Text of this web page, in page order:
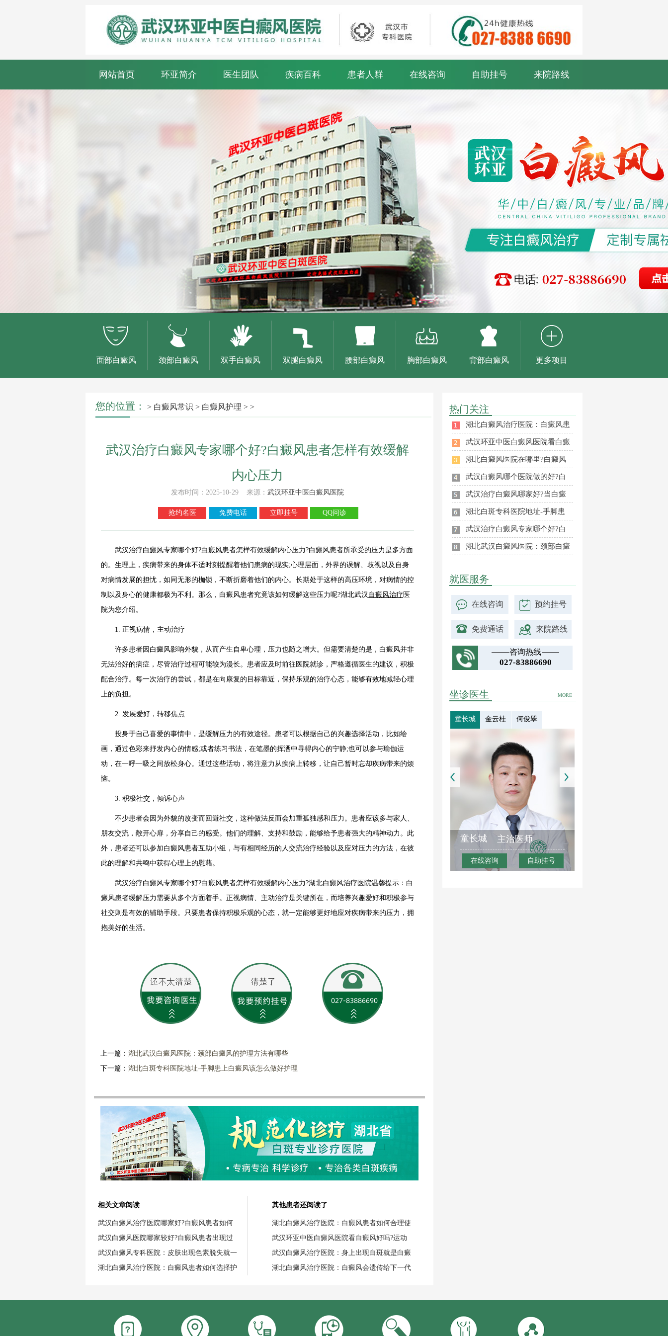
网站首页 环亚简介 医生团队 疾病百科 患者人群 在线咨询 自助挂号 来院路线
面部白癜风 颈部白癜风 双手白癜风 双腿白癜风 腰部白癜风 胸部白癜风 背部白癜风 更多项目
您的位置： > 白癜风常识 > 白癜风护理 > >
武汉治疗白癜风专家哪个好?白癜风患者怎样有效缓解
内心压力
发布时间：2025-10-29 来源： 武汉环亚中医白癜风医院
抢约名医 免费电话 立即挂号 QQ问诊
武汉治疗白癜风专家哪个好?白癜风患者怎样有效缓解内心压力?白癜风患者所承受的压力是多方面
的。生理上，疾病带来的身体不适时刻提醒着他们患病的现实;心理层面，外界的误解、歧视以及自身
对病情发展的担忧，如同无形的枷锁，不断折磨着他们的内心。长期处于这样的高压环境，对病情的控
制以及身心的健康都极为不利。那么，白癜风患者究竟该如何缓解这些压力呢?湖北武汉 白癜风治疗 医
院为您介绍。
1. 正视病情，主动治疗
许多患者因白癜风影响外貌，从而产生自卑心理，压力也随之增大。但需要清楚的是，白癜风并非
无法治好的病症，尽管治疗过程可能较为漫长。患者应及时前往医院就诊，严格遵循医生的建议，积极
配合治疗。每一次治疗的尝试，都是在向康复的目标靠近，保持乐观的治疗心态，能够有效地减轻心理
上的负担。
2. 发展爱好，转移焦点
投身于自己喜爱的事情中，是缓解压力的有效途径。患者可以根据自己的兴趣选择活动，比如绘
画，通过色彩来抒发内心的情感;或者练习书法，在笔墨的挥洒中寻得内心的宁静;也可以参与瑜伽运
动，在一呼一吸之间放松身心。通过这些活动，将注意力从疾病上转移，让自己暂时忘却疾病带来的烦
恼。
3. 积极社交，倾诉心声
不少患者会因为外貌的改变而回避社交，这种做法反而会加重孤独感和压力。患者应该多与家人、
朋友交流，敞开心扉，分享自己的感受。他们的理解、支持和鼓励，能够给予患者强大的精神动力。此
外，患者还可以参加白癜风患者互助小组，与有相同经历的人交流治疗经验以及应对压力的方法，在彼
此的理解和共鸣中获得心理上的慰藉。
武汉治疗白癜风专家哪个好?白癜风患者怎样有效缓解内心压力?湖北白癜风治疗医院温馨提示：白
癜风患者缓解压力需要从多个方面着手。正视病情、主动治疗是关键所在，而培养兴趣爱好和积极参与
社交则是有效的辅助手段。只要患者保持积极乐观的心态，就一定能够更好地应对疾病带来的压力，拥
抱美好的生活。
上一篇： 湖北武汉白癜风医院：颈部白癜风的护理方法有哪些
下一篇： 湖北白斑专科医院地址-手脚患上白癜风该怎么做好护理
相关文章阅读
武汉白癜风治疗医院哪家好?白癜风患者如何
武汉白癜风医院哪家较好?白癜风患者出现过
武汉白癜风专科医院：皮肤出现色素脱失就一
湖北白癜风治疗医院：白癜风患者如何选择护
其他患者还阅读了
湖北白癜风治疗医院：白癜风患者如何合理使
武汉环亚中医白癜风医院看白癜风好吗?运动
武汉白癜风治疗医院：身上出现白斑就是白癜
湖北白癜风治疗医院：白癜风会遗传给下一代
热门关注
湖北白癜风治疗医院：白癜风患
武汉环亚中医白癜风医院看白癜
湖北白癜风医院在哪里?白癜风
武汉白癜风哪个医院做的好?白
武汉治疗白癜风哪家好?当白癜
湖北白斑专科医院地址-手脚患
武汉治疗白癜风专家哪个好?白
湖北武汉白癜风医院：颈部白癜
就医服务
在线咨询 预约挂号
免费通话 来院路线
咨询热线
027-83886690
MORE
坐诊医生
童长城 金云桂 何俊翠
童长城 主治医师
在线咨询 自助挂号